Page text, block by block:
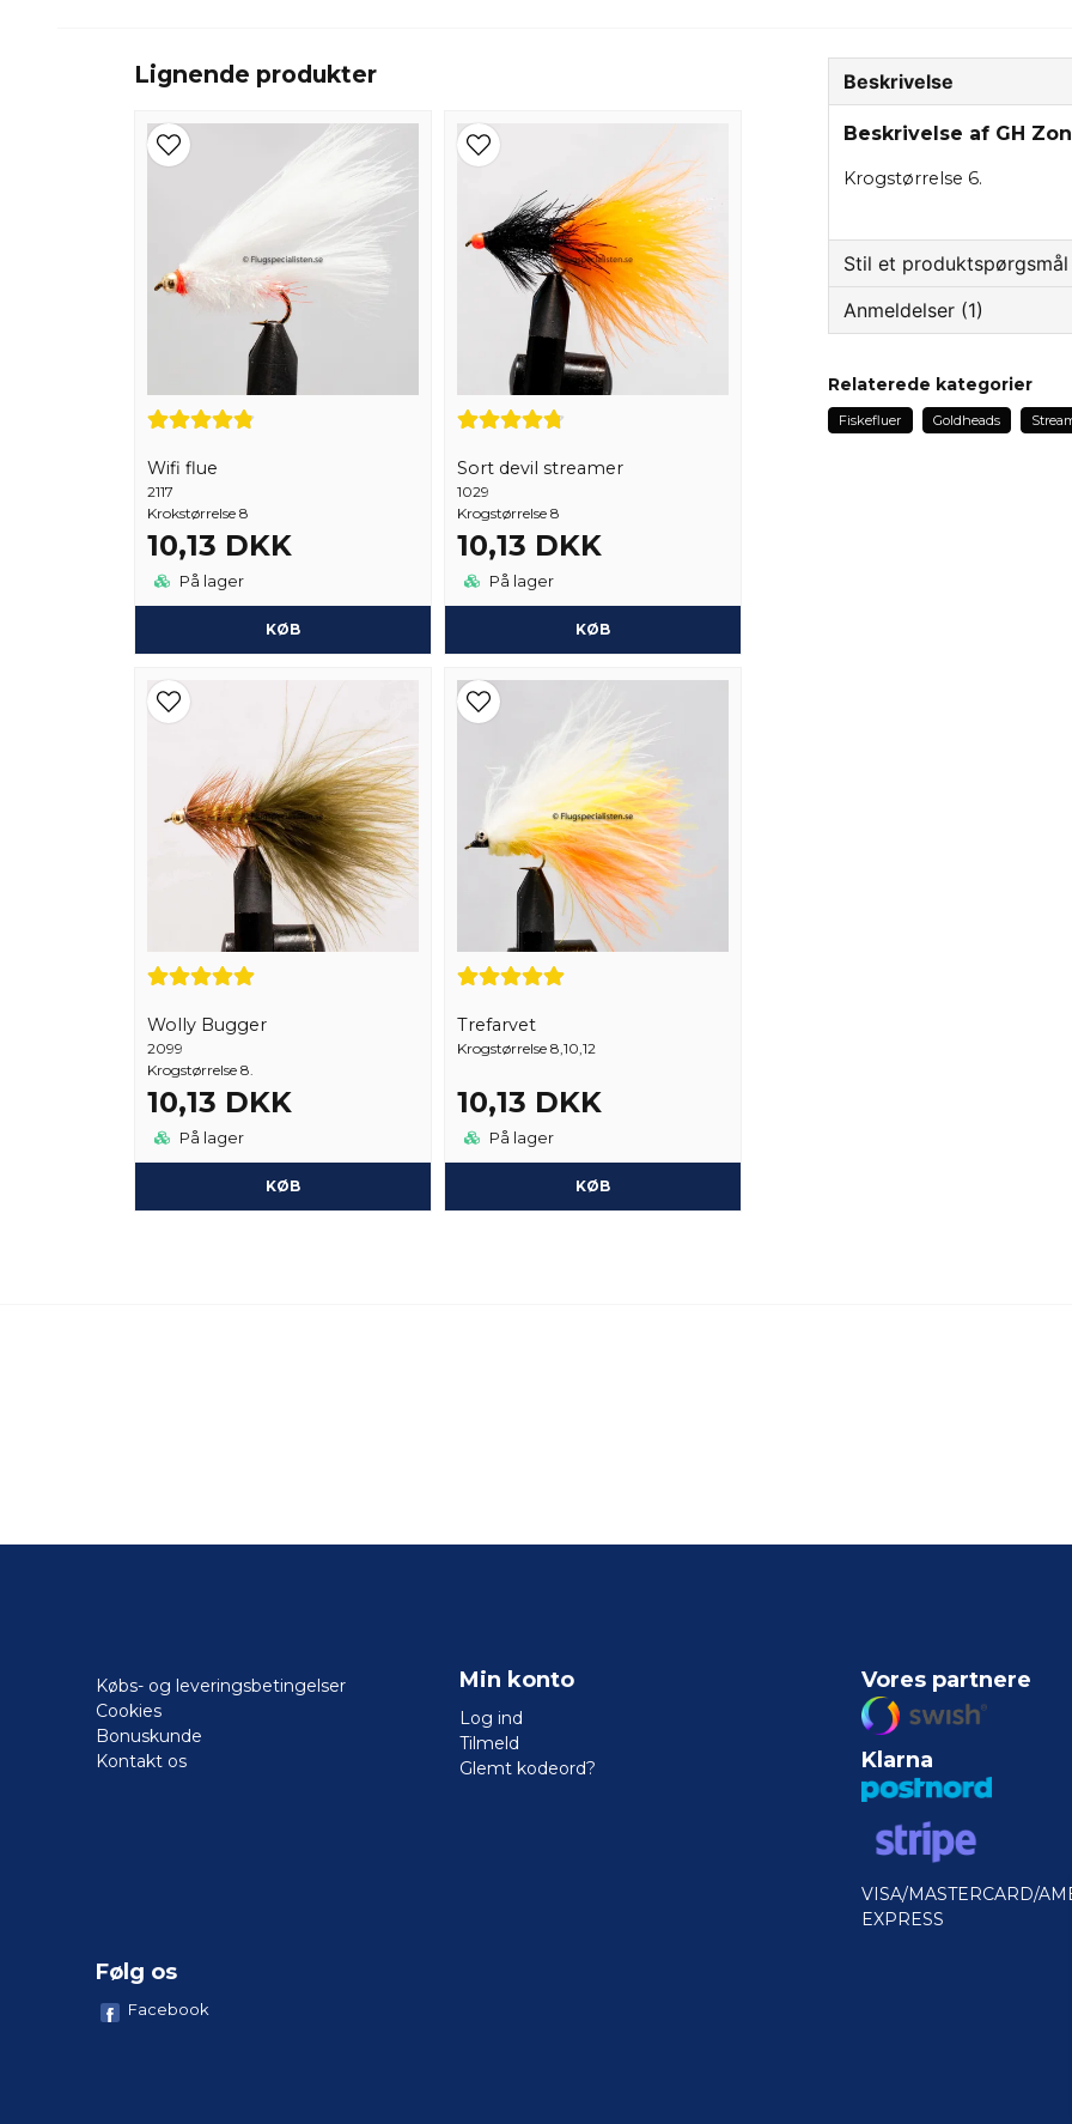
Lignende produkter
Wifi flue
2117
Krokstørrelse 8
10,13 DKK
På lager
KØB
Sort devil streamer
1029
Krogstørrelse 8
10,13 DKK
På lager
KØB
Wolly Bugger
2099
Krogstørrelse 8.
10,13 DKK
På lager
KØB
Trefarvet
Krogstørrelse 8,10,12
10,13 DKK
På lager
KØB
Beskrivelse
Beskrivelse af GH
Krogstørrelse 6.
Stil et produktspørgsmål
question
Anmeldelser (1)
Christer
En riktig fiskmagnet, min
Relaterede kategorier
Fiskefluer Goldheads
Købs- og leveringsbetingelser
Cookies
Bonuskunde
Kontakt os
Min konto
Log ind
Tilmeld
Glemt kodeord?
Vores partnere
Klarna
VISA/MASTERCARD/
EXPRESS
Følg os
Facebook